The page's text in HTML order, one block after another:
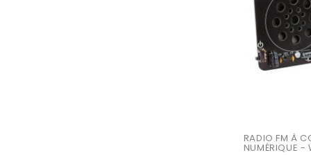
RADIO FM À
NUMÉRIQUE -